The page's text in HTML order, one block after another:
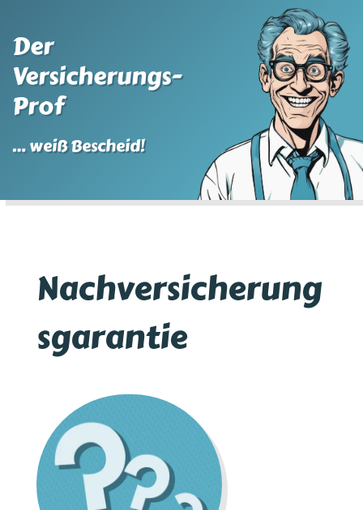
Der
Versicherungs-
Prof
… weiß Bescheid!
Nachversicherung
sgarantie